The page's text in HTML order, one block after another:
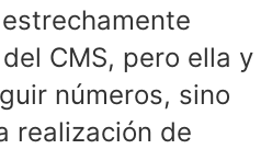
CMS, pero ella y
números, sino
realización de